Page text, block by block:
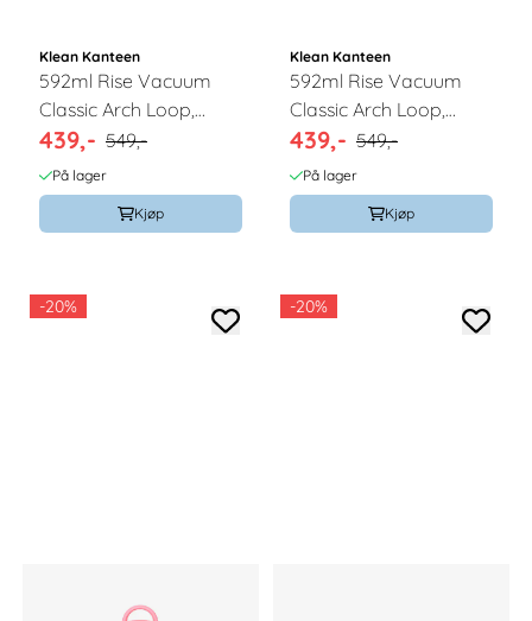
Klean Kanteen
592ml Rise Vacuum
Classic Arch Loop,
Brittany Blue / Klean
Kanteen
439,- 549,-
På lager
Kjøp
Klean Kanteen
592ml Rise Vacuum
Classic Arch Loop,
Iceberg / Klean
Kanteen
439,- 549,-
På lager
Kjøp
-20% -20%